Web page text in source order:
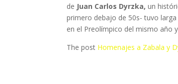
de Juan Carlos Dyrzka, un
primero debajo de 50s- tuvo
en el Preolímpico del mismo año
The post Homenajes a Zabala y